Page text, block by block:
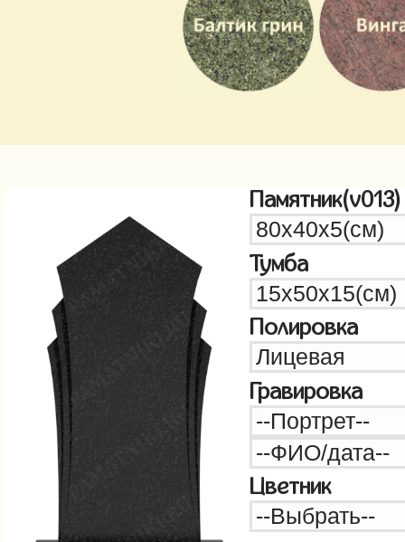
Памятник(v013)
Тумба
Полировка
Гравировка
Цветник